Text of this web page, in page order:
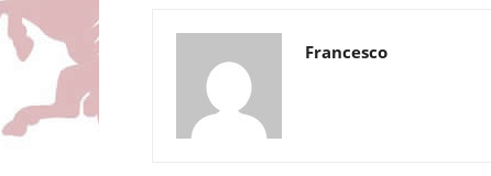
Francesco